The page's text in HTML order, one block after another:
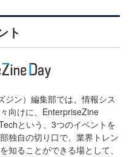
ト
ン）編集部では、情報シス
向けに、EnterpriseZine
という、3つのイベントを
独自の切り口で、業界トレン
知ることができる場として、